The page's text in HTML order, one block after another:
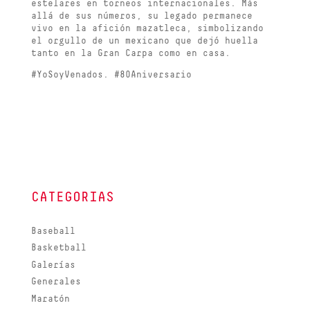
estelares en torneos internacionales. Más
allá de sus números, su legado permanece
vivo en la afición mazatleca, simbolizando
el orgullo de un mexicano que dejó huella
tanto en la Gran Carpa como en casa.
#YoSoyVenados. #80Aniversario
CATEGORIAS
Baseball
Basketball
Galerías
Generales
Maratón